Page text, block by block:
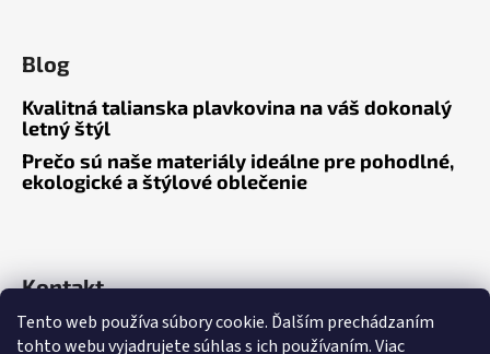
Tento web používa súbory cookie. Ďalším prechádzaním
tohto webu vyjadrujete súhlas s ich používaním. Viac
v
y
v
s
Blog
Kvalitná talianska plavkovina na váš dokonalý
letný štýl
Prečo sú naše materiály ideálne pre pohodlné,
ekologické a štýlové oblečenie
Kontakt